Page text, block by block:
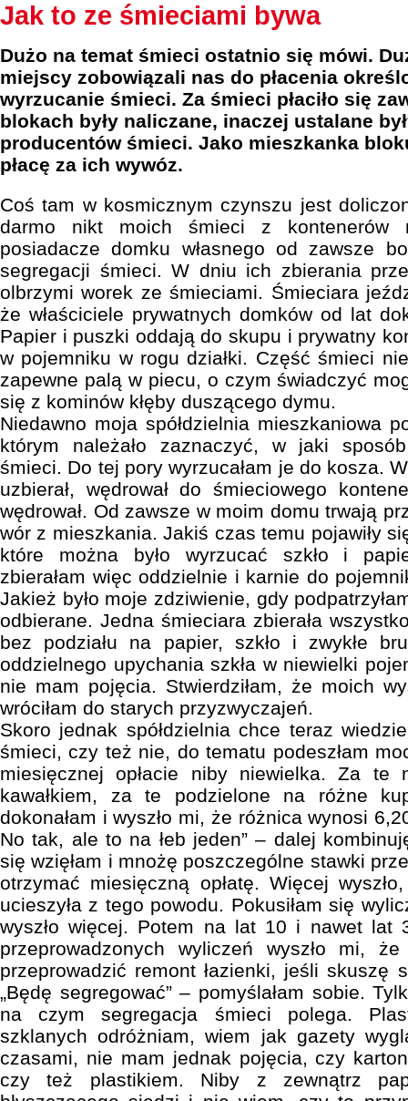
Jak to ze śmieciami bywa
Dużo na temat śmieci ostatnio się mówi.
miejscy zobowiązali nas do płacenia
wyrzucanie śmieci. Za śmieci płaciło się
blokach były naliczane, inaczej ustalane
producentów śmieci. Jako mieszkanka
płacę za ich wywóz.
Coś tam w kosmicznym czynszu jest
darmo nikt moich śmieci z kontenerów
posiadacze domku własnego od zawsze
segregacji śmieci. W dniu ich zbierania
olbrzymi worek ze śmieciami. Śmieciara
że właściciele prywatnych domków od lat
Papier i puszki oddają do skupu i prywatny
w pojemniku w rogu działki. Część śmieci
zapewne palą w piecu, o czym świadczyć
się z kominów kłęby duszącego dymu.
Niedawno moja spółdzielnia mieszkaniowa
którym należało zaznaczyć, w jaki
śmieci. Do tej pory wyrzucałam je do kosza.
uzbierał, wędrował do śmieciowego
wędrował. Od zawsze w moim domu trwają
wór z mieszkania. Jakiś czas temu pojawiły
które można było wyrzucać szkło i
zbierałam więc oddzielnie i karnie do
Jakież było moje zdziwienie, gdy
odbierane. Jedna śmieciara zbierała
bez podziału na papier, szkło i zwykłe
oddzielnego upychania szkła w niewielki
nie mam pojęcia. Stwierdziłam, że moich
wróciłam do starych przyzwyczajeń.
Skoro jednak spółdzielnia chce teraz
śmieci, czy też nie, do tematu podeszłam
miesięcznej opłacie niby niewielka. Za te
kawałkiem, za te podzielone na różne
dokonałam i wyszło mi, że różnica wynosi
No tak, ale to na łeb jeden” – dalej
się wzięłam i mnożę poszczególne stawki
otrzymać miesięczną opłatę. Więcej
ucieszyła z tego powodu. Pokusiłam się
wyszło więcej. Potem na lat 10 i nawet lat
przeprowadzonych wyliczeń wyszło mi,
przeprowadzić remont łazienki, jeśli skuszę
„Będę segregować” – pomyślałam sobie.
na czym segregacja śmieci polega.
szklanych odróżniam, wiem jak gazety
czasami, nie mam jednak pojęcia, czy
czy też plastikiem. Niby z zewnątrz